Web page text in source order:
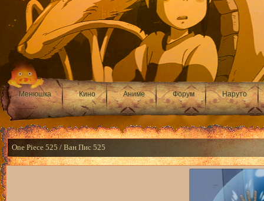
Менюшка Кино Аниме Форум Наруто
One Piece 525 / Ван Пис 525